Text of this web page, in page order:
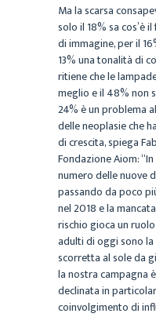
Ma la scarsa
solo il 18% sa cos’è
di immagine, per il
13% una tonalità di
ritiene che le
meglio e il 48% non
24% è un problema
delle neoplasie che
di crescita, spiega
Fondazione Aiom:
numero delle nuove
passando da poco
nel 2018 e la
rischio gioca un
adulti di oggi sono
scorretta al sole da
la nostra campagna
declinata in
coinvolgimento di